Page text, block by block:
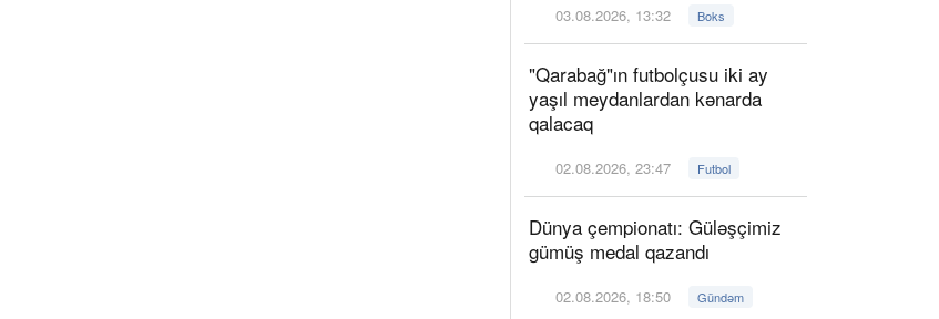
03.08.2026, 13:32 Boks
"Qarabağ"ın futbolçusu iki ay
yaşıl meydanlardan kənarda
qalacaq
02.08.2026, 23:47 Futbol
Dünya çempionatı: Güləşçimiz
gümüş medal qazandı
02.08.2026, 18:50 Gündəm